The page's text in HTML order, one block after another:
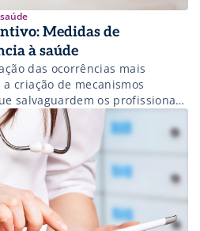
Medidas de
à saúde
das ocorrências mais
criação de mecanismos
salvaguardem os profissionais